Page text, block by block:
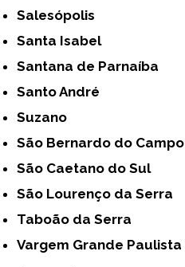
Salesópolis
Santa Isabel
Santana de Parnaíba
Santo André
Suzano
São Bernardo do Campo
São Caetano do Sul
São Lourenço da Serra
Taboão da Serra
Vargem Grande Paulista